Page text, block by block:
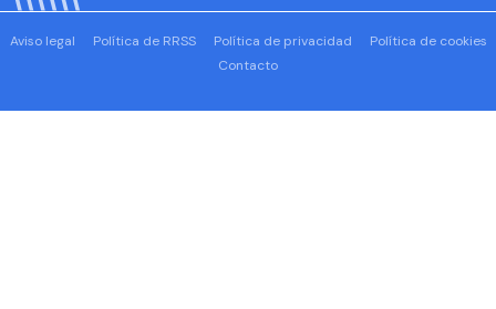
Aviso legal Política de RRSS Política de privacidad
Política de cookies
Contacto